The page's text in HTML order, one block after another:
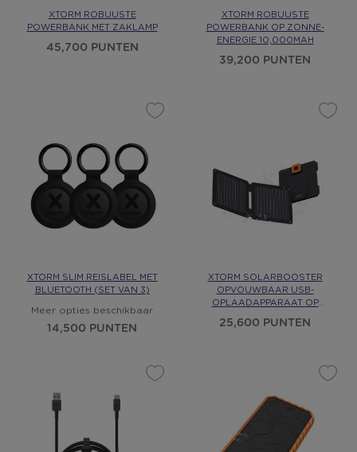
XTORM ROBUUSTE
POWERBANK MET ZAKLAMP
45,700 PUNTEN
XTORM ROBUUSTE
POWERBANK OP ZONNE-
ENERGIE 10,000MAH
39,200 PUNTEN
XTORM SLIM REISLABEL MET
BLUETOOTH (SET VAN 3)
Meer opties beschikbaar
14,500 PUNTEN
XTORM SOLARBOOSTER
OPVOUWBAAR USB-
OPLAADAPPARAAT OP
25,600 PUNTEN